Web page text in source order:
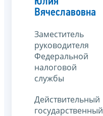
Вячеславовна
Заместитель
руководителя
Федеральной
налоговой
службы
Действительный
государственный